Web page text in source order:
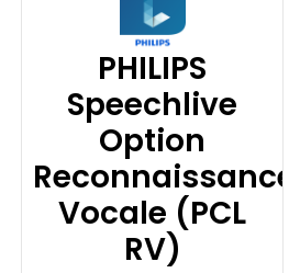
PHILIPS
Speechlive
Option
Reconnaissance
Vocale (PCL
RV)